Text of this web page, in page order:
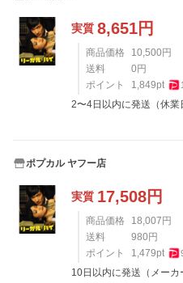
実質 8,651円
商品価格 10,500 円
送料
0 円
ポイント
1,849pt
2〜4日以内に発送（休業
ポプカル ヤフー店
実質 17,508円
商品価格 18,007 円
送料
980 円
ポイント
1,479pt
10日以内に発送（メーカ